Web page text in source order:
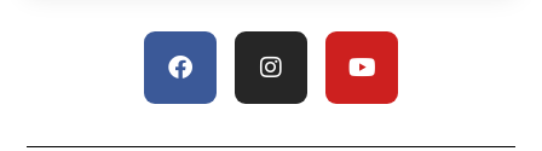
FacebookInstagramYoutube